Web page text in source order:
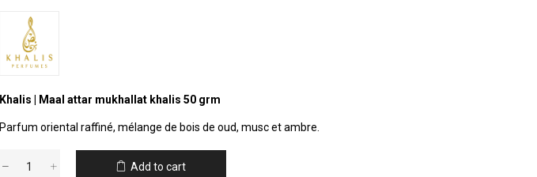
Khalis | Maal attar mukhallat khalis 50 grm
Parfum oriental raffiné, mélange de bois de oud, musc et ambre.
Add to cart